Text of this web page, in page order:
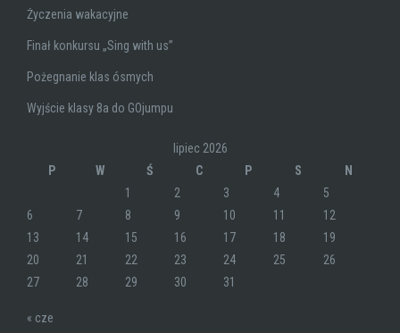
Życzenia wakacyjne
Finał konkursu „Sing with us”
Pożegnanie klas ósmych
Wyjście klasy 8a do GOjumpu
lipiec 2026
P
W Ś C P S
N
1
2 3 4
5
6
7 8 9 10 11
12
13
14 15 16 17 18
19
20
21 22 23 24 25
26
27
28 29 30 31
« cze